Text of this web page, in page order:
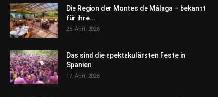
Die Region der Montes de Málaga – bekannt
für ihre...
25. April 2026
Das sind die spektakulärsten Feste in
Spanien
17. April 2026